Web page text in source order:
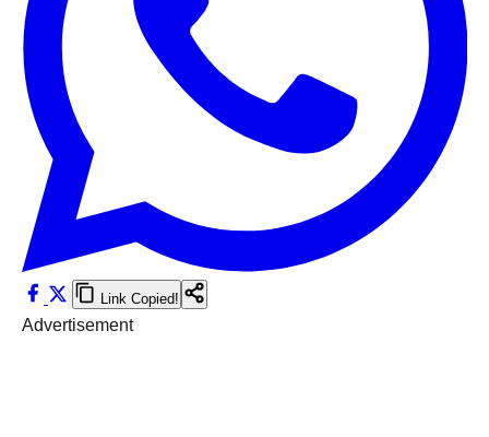
Link Copied!
Advertisement